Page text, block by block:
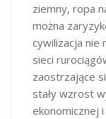
ziemny, ropa
można
cywilizacja nie
sieci
zaostrzające
stały wzrost
ekonomicznej